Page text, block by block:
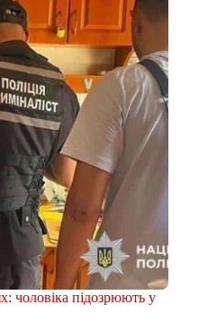
чоловіка підозрюють у